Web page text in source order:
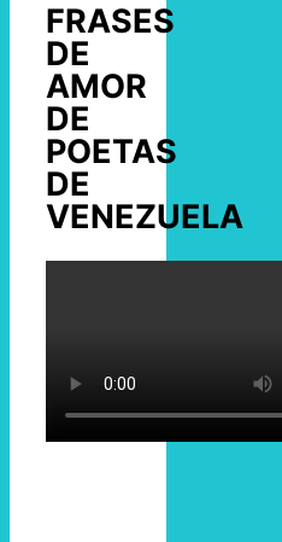
FRASES
DE
AMOR
DE
POETAS
DE
VENEZUELA